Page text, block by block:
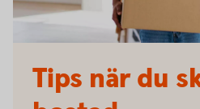
Tips när du